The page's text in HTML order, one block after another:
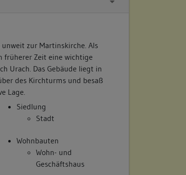
unweit zur Martinskirche. Als
früherer Zeit eine wichtige
Urach. Das Gebäude liegt in
des Kirchturms und besaß
Lage.
Siedlung
Stadt
Wohnbauten
Wohn- und
Geschäftshaus